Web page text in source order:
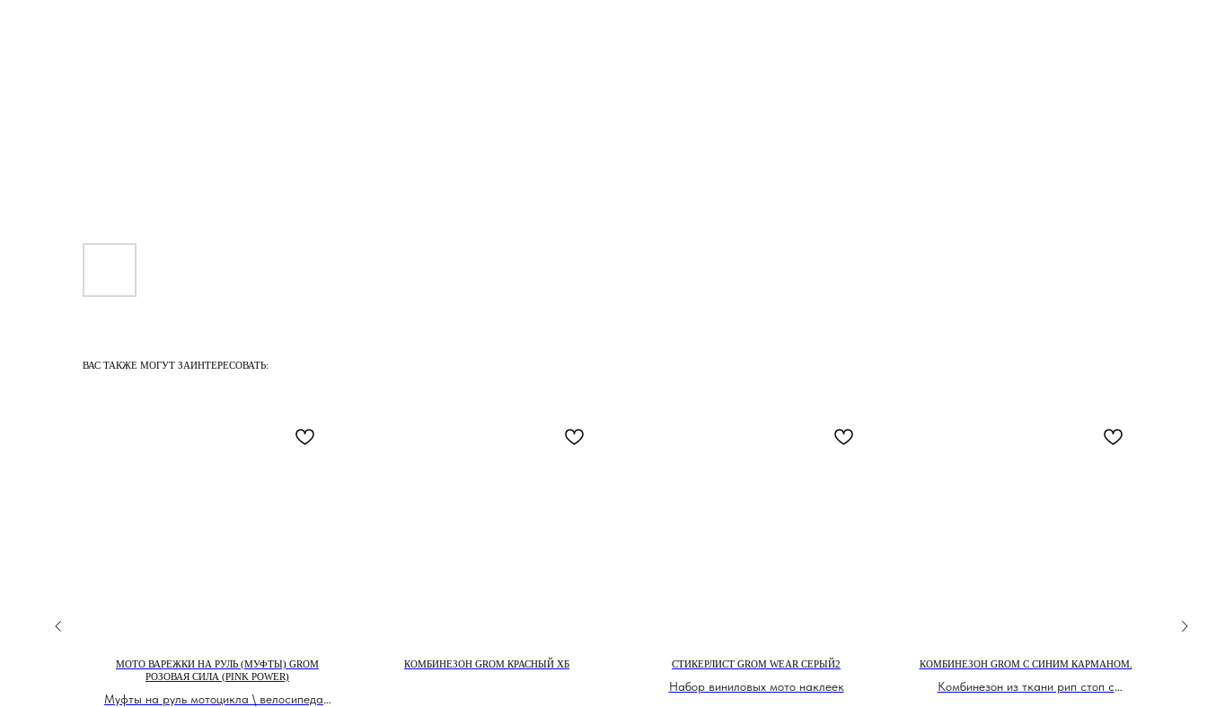
ВАС ТАКЖЕ МОГУТ ЗАИНТЕРЕСОВАТЬ:
МОТО ВАРЕЖКИ НА РУЛЬ (МУФТЫ) GROM
РОЗОВАЯ СИЛА (PINK POWER)
Муфты на руль мотоцикла \ велосипеда \
КОМБИНЕЗОН GROM КРАСНЫЙ ХБ СТИКЕРЛИСТ GROM WEAR СЕРЫЙ2
Набор виниловых мото наклеек
КОМБИНЕЗОН GROM С СИНИМ КАРМАНОМ.
Комбинезон из ткани рип стоп с